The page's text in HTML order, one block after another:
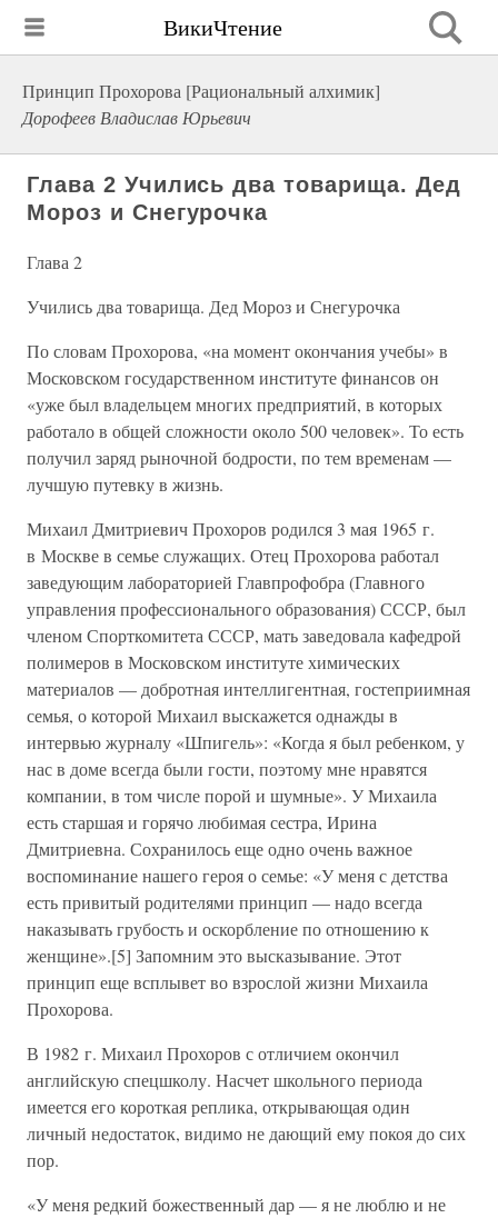
ВикиЧтение
Принцип Прохорова [Рациональный алхимик]
Дорофеев Владислав Юрьевич
Глава 2 Учились два товарища. Дед
Мороз и Снегурочка
Глава 2
Учились два товарища. Дед Мороз и Снегурочка
По словам Прохорова, «на момент окончания учебы» в
Московском государственном институте финансов он
«уже был владельцем многих предприятий, в которых
работало в общей сложности около 500 человек». То есть
получил заряд рыночной бодрости, по тем временам —
лучшую путевку в жизнь.
Михаил Дмитриевич Прохоров родился 3 мая 1965 г.
в Москве в семье служащих. Отец Прохорова работал
заведующим лабораторией Главпрофобра (Главного
управления профессионального образования) СССР, был
членом Спорткомитета СССР, мать заведовала кафедрой
полимеров в Московском институте химических
материалов — добротная интеллигентная, гостеприимная
семья, о которой Михаил выскажется однажды в
интервью журналу «Шпигель»: «Когда я был ребенком, у
нас в доме всегда были гости, поэтому мне нравятся
компании, в том числе порой и шумные». У Михаила
есть старшая и горячо любимая сестра, Ирина
Дмитриевна. Сохранилось еще одно очень важное
воспоминание нашего героя о семье: «У меня с детства
есть привитый родителями принцип — надо всегда
наказывать грубость и оскорбление по отношению к
женщине».[5] Запомним это высказывание. Этот
принцип еще всплывет во взрослой жизни Михаила
Прохорова.
В 1982 г. Михаил Прохоров с отличием окончил
английскую спецшколу. Насчет школьного периода
имеется его короткая реплика, открывающая один
личный недостаток, видимо не дающий ему покоя до сих
пор.
«У меня редкий божественный дар — я не люблю и не